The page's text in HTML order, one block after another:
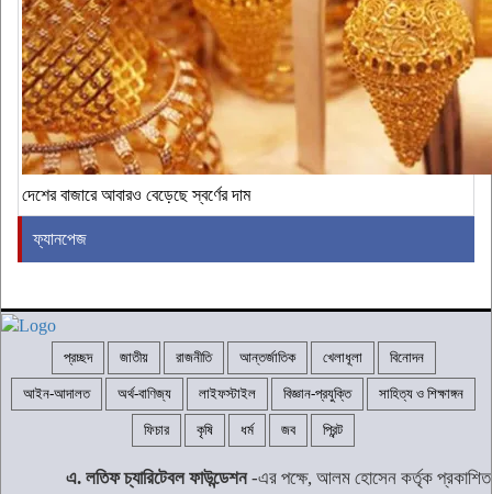
দেশের বাজারে আবারও বেড়েছে স্বর্ণের দাম
ফ্যানপেজ
প্রচ্ছদ জাতীয় রাজনীতি আন্তর্জাতিক খেলাধূলা বিনোদন
আইন-আদালত অর্থ-বাণিজ্য লাইফস্টাইল বিজ্ঞান-প্রযুক্তি সাহিত্য ও শিক্ষাঙ্গন
ফিচার কৃষি ধর্ম জব প্রিন্ট
এ. লতিফ চ্যারিটেবল ফাউন্ডেশন-এর পক্ষে, আলম হোসেন কর্তৃক প্রকাশিত